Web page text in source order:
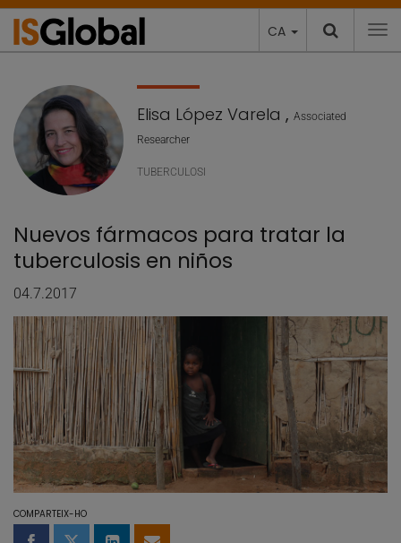
CA
Elisa López Varela , Associated
Researcher
TUBERCULOSI
Nuevos fármacos para tratar la
tuberculosis en niños
04.7.2017
COMPARTEIX-HO